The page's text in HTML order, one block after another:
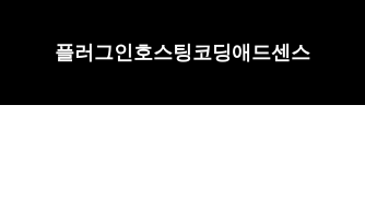
플러그인호스팅코딩애드센스